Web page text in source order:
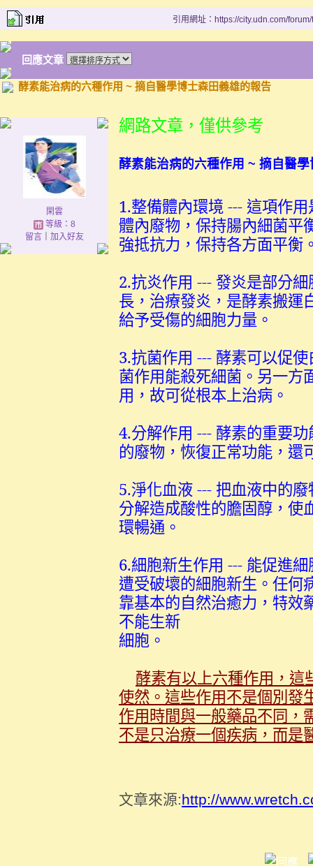
引用網址：https://city.udn.com/
回應文章
酵素能治病的六種作用 ~ 摘自醫學博士森田義雄的報告
閑雲
等級：8
留言｜ 加入好友
網路文章，僅供參考
酵素能治病的六種作用 ~ 摘自醫學
1.整備體內環境 --- 這項作
體內廢物，保持腸內細菌平
強抵抗力，保持各方面平衡
2.抗炎作用 --- 發炎是部分
長，治療發炎，是酵素搬運
給予受傷的細胞力量。
3.抗菌作用 --- 酵素可以促
菌作用能殺死細菌。另一方
用，故可從根本上治病。
4.分解作用 --- 酵素的重要
的廢物，恢復正常功能，還
5.淨化血液 --- 把血液中的
分解造成酸性的膽固醇，使
環暢通。
6.細胞新生作用 --- 能促進
遭受破壞的細胞新生。任何
靠基本的自然治癒力，特效
不能生新
細胞。
酵素有以上六種作用，這
使然。這些作用不是個別發
作用時間與一般藥品不同，
不是只治療一個疾病，而是
文章來源:http://